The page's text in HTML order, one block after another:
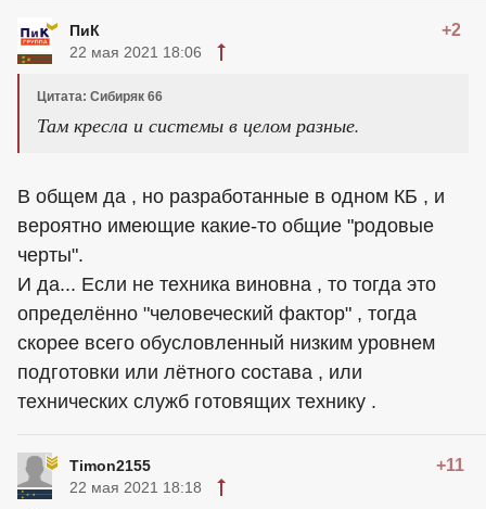
ПиК +2
22 мая 2021 18:06
Цитата: Сибиряк 66
Там кресла и системы в целом разные.
В общем да , но разработанные в одном КБ , и
вероятно имеющие какие-то общие "родовые
черты".
И да... Если не техника виновна , то тогда это
определённо "человеческий фактор" , тогда
скорее всего обусловленный низким уровнем
подготовки или лётного состава , или
технических служб готовящих технику .
Timon2155 +11
22 мая 2021 18:18